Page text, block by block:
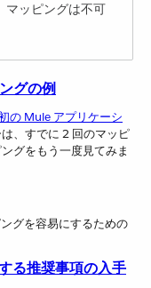
マッピングは不可
グの例
の Mule アプリケーシ
、すでに 2 回のマッピ
グをもう一度見てみま
グを容易にするための
る推奨事項の入手